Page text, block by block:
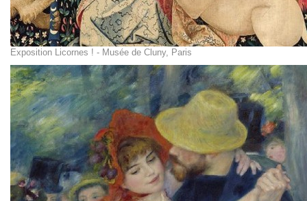
Exposition Licornes ! - Musée de Cluny, Paris